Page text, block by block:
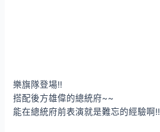
樂旗隊登場!!
搭配後方雄偉的總統府~~
能在總統府前表演就是難忘的經驗啊!!